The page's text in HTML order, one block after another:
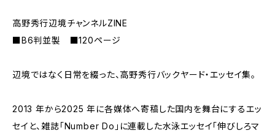
高野秀行辺境チャンネルZINE
■B6判並製 ■120ページ
辺境ではなく日常を綴った、高野秀行バックヤード・エッセイ集。
2013 年から2025 年に各媒体へ寄稿した国内を舞台にするエッ
セイと、雑誌「Number Do」に連載した水泳エッセイ「伸びしろマ